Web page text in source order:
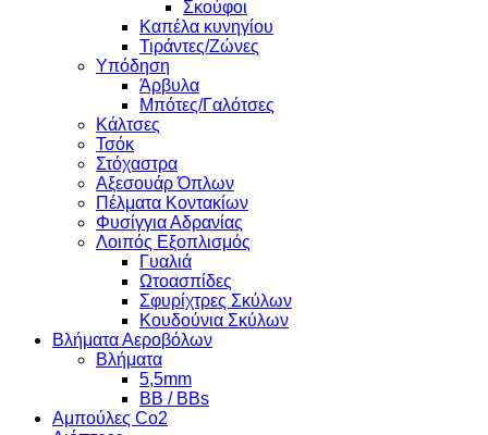
Σκούφοι
Καπέλα κυνηγίου
Τιράντες/Ζώνες
Υπόδηση
Άρβυλα
Μπότες/Γαλότσες
Κάλτσες
Τσόκ
Στόχαστρα
Αξεσουάρ Όπλων
Πέλματα Κοντακίων
Φυσίγγια Αδρανίας
Λοιπός Εξοπλισμός
Γυαλιά
Ωτοασπίδες
Σφυρίχτρες Σκύλων
Κουδούνια Σκύλων
Βλήματα Αεροβόλων
Βλήματα
5,5mm
BB / BBs
Αμπούλες Co2